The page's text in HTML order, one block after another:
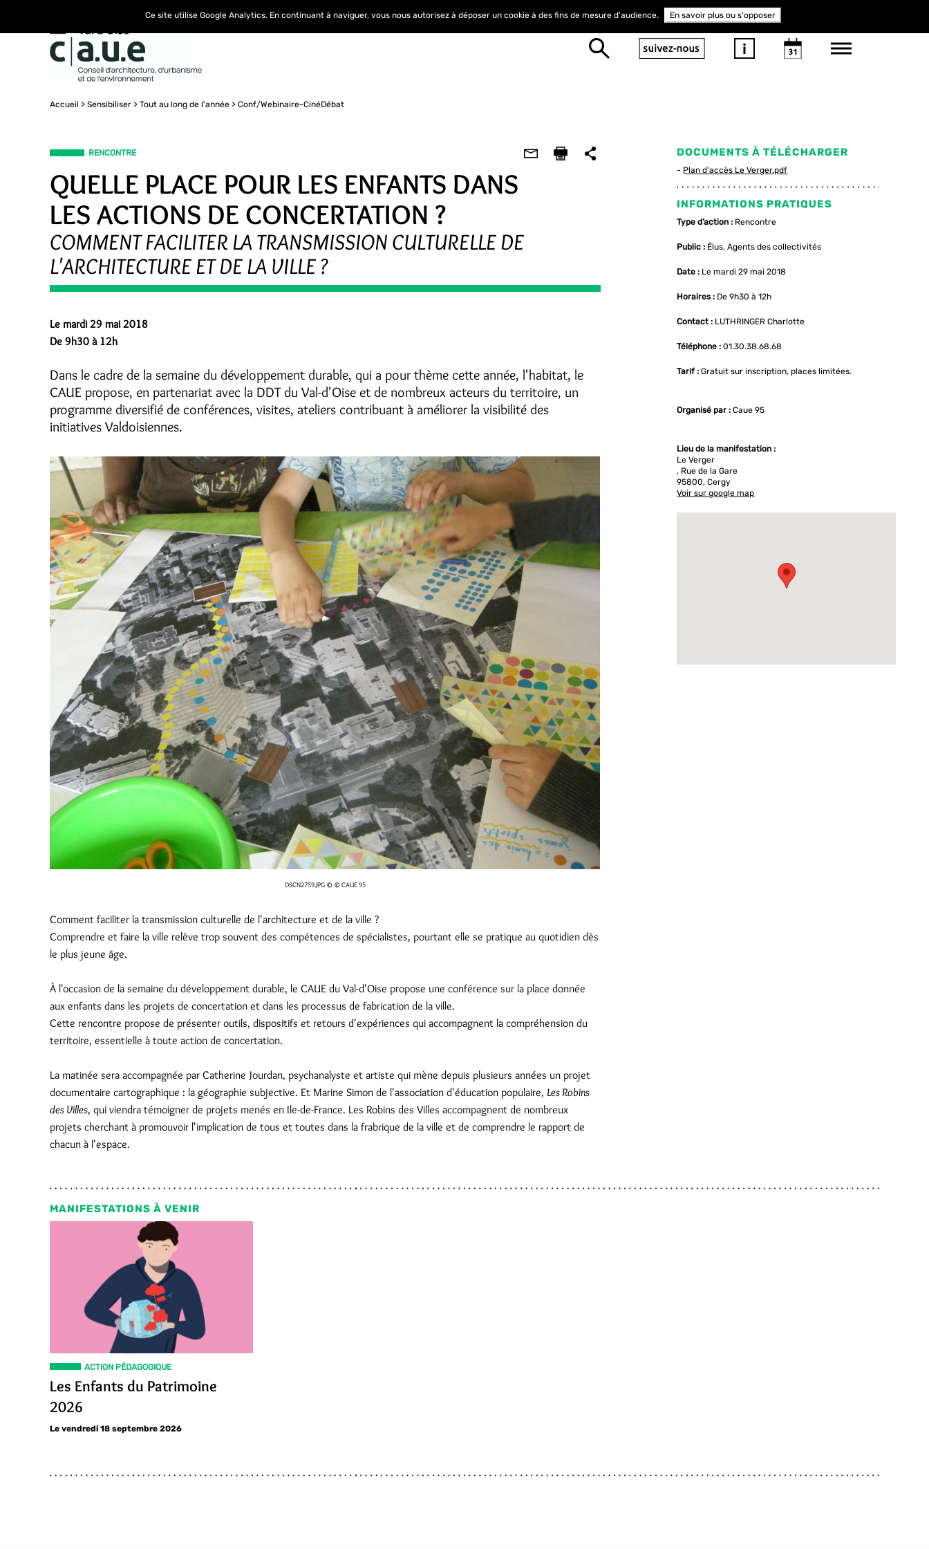
Accueil Sensibiliser Tout au long de l'année Conf/Webinaire-CinéDébat
RENCONTRE
QUELLE PLACE POUR LES ENFANTS DANS
LES ACTIONS DE CONCERTATION ?
COMMENT FACILITER LA TRANSMISSION CULTURELLE DE
L'ARCHITECTURE ET DE LA VILLE ?
Le mardi 29 mai 2018
De 9h30 à 12h
Dans le cadre de la semaine du développement durable, qui a pour thème cette année, l'habitat, le
CAUE propose, en partenariat avec la DDT du Val-d'Oise et de nombreux acteurs du territoire, un
programme diversifié de conférences, visites, ateliers contribuant à améliorer la visibilité des
initiatives Valdoisiennes.
DSCN2759.JPG © © CAUE 95
Comment faciliter la transmission culturelle de l'architecture et de la ville ?
Comprendre et faire la ville relève trop souvent des compétences de spécialistes, pourtant elle se pratique au quotidien dès
le plus jeune âge.
À l'occasion de la semaine du développement durable, le CAUE du Val-d'Oise propose une conférence sur la place donnée
aux enfants dans les projets de concertation et dans les processus de fabrication de la ville.
Cette rencontre propose de présenter outils, dispositifs et retours d'expériences qui accompagnent la compréhension du
territoire, essentielle à toute action de concertation.
La matinée sera accompagnée par Catherine Jourdan, psychanalyste et artiste qui mène depuis plusieurs années un projet
documentaire cartographique : la géographie subjective. Et Marine Simon de l'association d'éducation populaire, Les Robins
des Villes, qui viendra témoigner de projets menés en Ile-de-France. Les Robins des Villes accompagnent de nombreux
projets cherchant à promouvoir l'implication de tous et toutes dans la frabrique de la ville et de comprendre le rapport de
chacun à l'espace.
DOCUMENTS À TÉLÉCHARGER
Plan d'accès Le Verger.pdf
INFORMATIONS PRATIQUES
Type d’action : Rencontre
Public : Élus, Agents des collectivités
Date : Le mardi 29 mai 2018
Horaires : De 9h30 à 12h
Contact : LUTHRINGER Charlotte
Téléphone : 01.30.38.68.68
Tarif : Gratuit sur inscription, places limitées.
Organisé par : Caue 95
Lieu de la manifestation :
Le Verger
, Rue de la Gare
95800, Cergy
Voir sur google map
MANIFESTATIONS À VENIR
ACTION PÉDAGOGIQUE
Les Enfants du Patrimoine
2026
Le vendredi 18 septembre 2026
Ce site utilise Google Analytics. En continuant à naviguer, vous nous autorisez à déposer un cookie à des fins de mesure d'audience. En savoir plus ou s'opposer